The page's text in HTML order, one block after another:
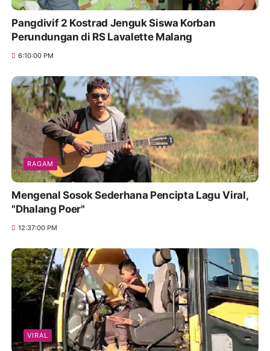
Pangdivif 2 Kostrad Jenguk Siswa Korban
Perundungan di RS Lavalette Malang
6:10:00 PM
RAGAM
Mengenal Sosok Sederhana Pencipta Lagu Viral,
"Dhalang Poer"
12:37:00 PM
VIRAL